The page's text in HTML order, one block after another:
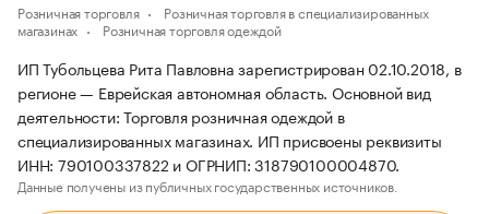
Розничная торговля
Розничная торговля в специализированных
магазинах
Розничная торговля одеждой
ИП Тубольцева Рита Павловна зарегистрирован 02.10.2018, в
регионе — Еврейская автономная область. Основной вид
деятельности: Торговля розничная одеждой в
специализированных магазинах. ИП присвоены реквизиты
ИНН: 790100337822 и ОГРНИП: 318790100004870.
Данные получены из публичных государственных источников.